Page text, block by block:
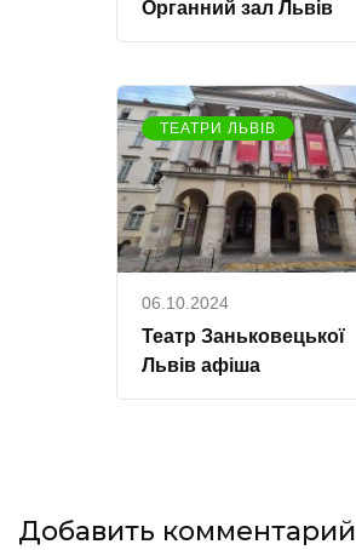
Органний зал Львів
ТЕАТРИ ЛЬВІВ
06.10.2024
Театр Заньковецької
Львів афіша
Добавить комментарий